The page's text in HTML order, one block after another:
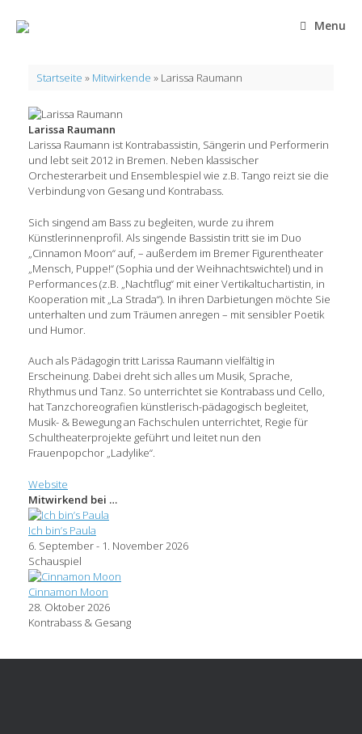
Inhalt
springen
Menu
Startseite » Mitwirkende » Larissa Raumann
Larissa Raumann
Larissa Raumann ist Kontrabassistin, Sängerin und Performerin
und lebt seit 2012 in Bremen. Neben klassischer
Orchesterarbeit und Ensemblespiel wie z.B. Tango reizt sie die
Verbindung von Gesang und Kontrabass.
Sich singend am Bass zu begleiten, wurde zu ihrem
Künstlerinnenprofil. Als singende Bassistin tritt sie im Duo
„Cinnamon Moon“ auf, – außerdem im Bremer Figurentheater
„Mensch, Puppe!“ (Sophia und der Weihnachtswichtel) und in
Performances (z.B. „Nachtflug“ mit einer Vertikaltuchartistin, in
Kooperation mit „La Strada“). In ihren Darbietungen möchte Sie
unterhalten und zum Träumen anregen – mit sensibler Poetik
und Humor.
Auch als Pädagogin tritt Larissa Raumann vielfältig in
Erscheinung. Dabei dreht sich alles um Musik, Sprache,
Rhythmus und Tanz. So unterrichtet sie Kontrabass und Cello,
hat Tanzchoreografien künstlerisch-pädagogisch begleitet,
Musik- & Bewegung an Fachschulen unterrichtet, Regie für
Schultheaterprojekte geführt und leitet nun den
Frauenpopchor „Ladylike“.
Website
Mitwirkend bei …
Ich bin’s Paula
6. September - 1. November 2026
Schauspiel
Cinnamon Moon
28. Oktober 2026
Kontrabass & Gesang